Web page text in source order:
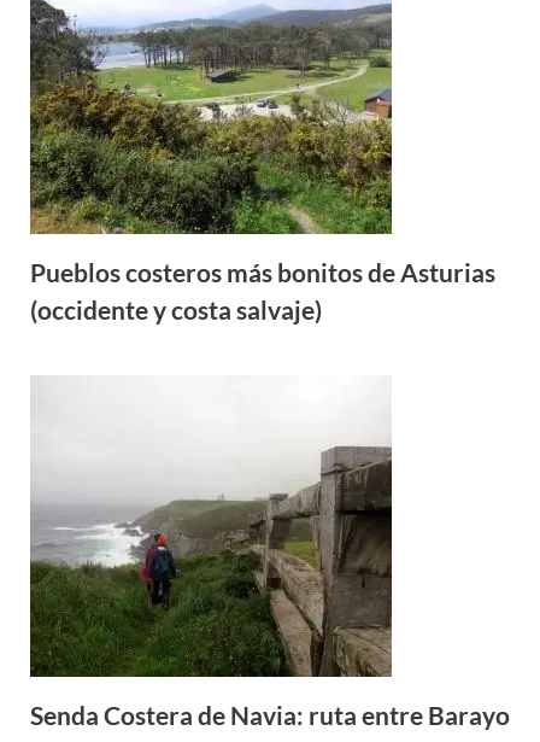
Pueblos costeros más bonitos de Asturias
(occidente y costa salvaje)
Senda Costera de Navia: ruta entre Barayo